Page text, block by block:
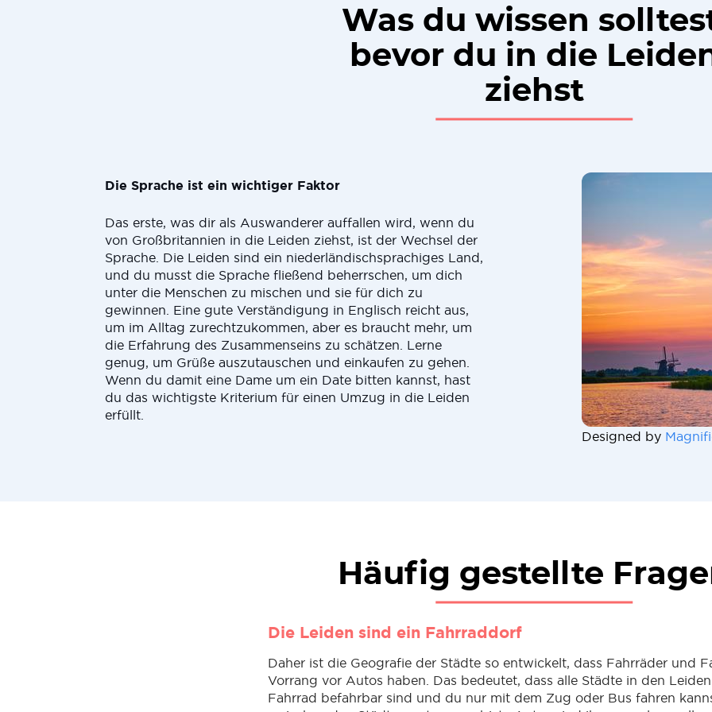
Was du wissen
bevor du in die
ziehst
Die Sprache ist ein wichtiger Faktor
Das erste, was dir als Auswanderer auffallen wird, wenn du
von Großbritannien in die Leiden ziehst, ist der Wechsel der
Sprache. Die Leiden sind ein niederländischsprachiges Land,
und du musst die Sprache fließend beherrschen, um dich
unter die Menschen zu mischen und sie für dich zu
gewinnen. Eine gute Verständigung in Englisch reicht aus,
um im Alltag zurechtzukommen, aber es braucht mehr, um
die Erfahrung des Zusammenseins zu schätzen. Lerne
genug, um Grüße auszutauschen und einkaufen zu gehen.
Wenn du damit eine Dame um ein Date bitten kannst, hast
du das wichtigste Kriterium für einen Umzug in die Leiden
erfüllt.
Designed by
Häufig gestellte
Die Leiden sind ein Fahrraddorf
Daher ist die Geografie der Städte so entwickelt, dass Fahrräder und
Vorrang vor Autos haben. Das bedeutet, dass alle Städte in den
Fahrrad befahrbar sind und du nur mit dem Zug oder Bus fahren